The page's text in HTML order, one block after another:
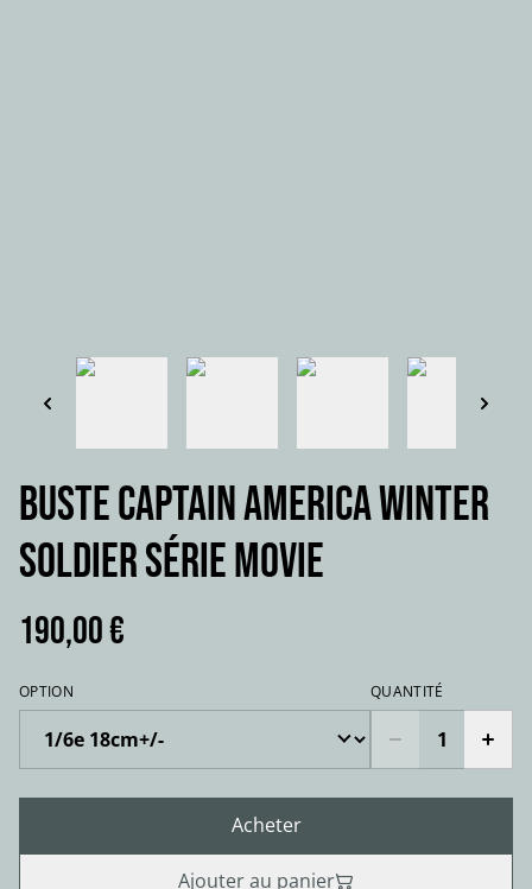
Buste CAPTAIN AMERICA WINTER
SOLDIER série movie
190,00 €
OPTION QUANTITÉ
Acheter
Ajouter au panier